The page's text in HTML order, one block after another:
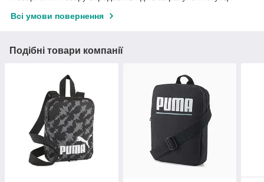
Всі умови повернення
Подібні товари компанії